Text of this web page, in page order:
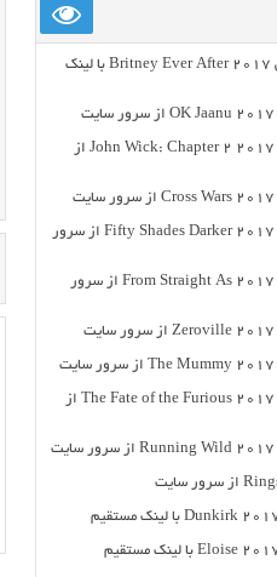
دانلود رایگان مسنتد خارجی Britney Ever After 2017 با لینک
دانلود مستقیم فیلم خارجی John Wick: Chapter 2 2017 از
دانلود مستقیم فیلم خارجی Fifty Shades Darker 2017 از سرور
دانلود مستقیم فیلم خارجی From Straight As 2017 از سرور
دانلود مستقیم فیلم خارجی The Fate of the Furious 2017 از